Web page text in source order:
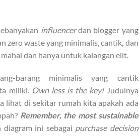
influencerdan blogger yang
zero waste yang minimalis, cantik, dan
dan hanya untuk kalangan elit.
barang minimalis yang cantik
miliki. Own less is the key! Judulnya
lihat di sekitar rumah kita apakah ada
Remember, the most sustainable
diagram ini sebagai purchase decision